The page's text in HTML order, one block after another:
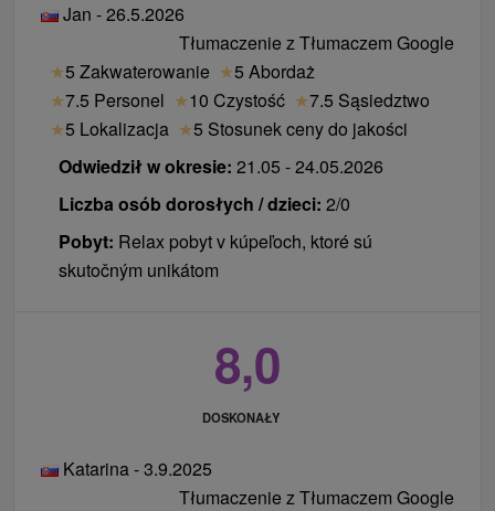
Jan - 26.5.2026
Tłumaczenie z Tłumaczem Google
★5 Zakwaterowanie ★5 Abordaż
★7.5 Personel ★10 Czystość ★7.5 Sąsiedztwo
★5 Lokalizacja ★5 Stosunek ceny do jakości
Odwiedził w okresie: 21.05 - 24.05.2026
Liczba osób dorosłych / dzieci: 2/0
Pobyt: Relax pobyt v kúpeľoch, ktoré sú
skutočným unikátom
8,0
DOSKONAŁY
Katarina - 3.9.2025
Tłumaczenie z Tłumaczem Google